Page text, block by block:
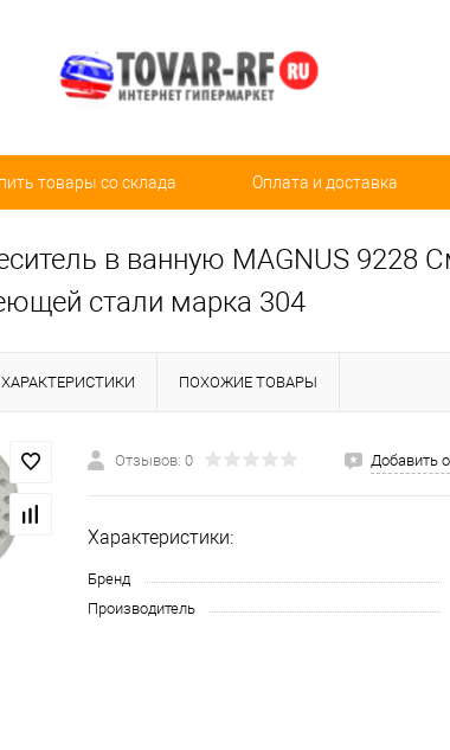
товары со склада Оплата и доставка
в ванную MAGNUS
стали марка 304
ХАРАКТЕРИСТИКИ ПОХОЖИЕ ТОВАРЫ
Отзывов: 0 Добавить
Характеристики:
Бренд
Производитель